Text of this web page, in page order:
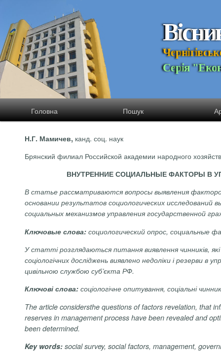
Вісни
Чернігівськ
Серія "Еко
Головна Пошук
Н.Г. Мамичев, канд. соц. наук
Брянский филиал Российской академии народного
ВНУТРЕННИЕ СОЦИАЛЬНЫЕ ФАКТОРЫ В
В статье рассматриваются вопросы выявления
основании результатов социологических
социальных механизмов управления государственной
Ключовые слова: социологический опрос, социальные
У статті розглядаються питання виявлення чинників,
соціологічних досліджень виявлено недоліки і резерви в
цивільною службою суб’єкта РФ.
Ключові слова: соціологічне опитування, соціальні
The article considersthe questions of factors revelation, that
reserves in management process have been revealed and
been determined.
Key words: social survey, social factors, management,